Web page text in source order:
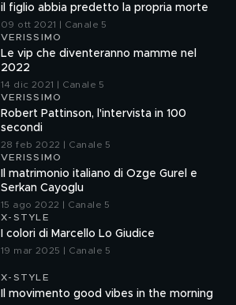
il figlio abbia predetto la propria morte
09 ott 2021 | Canale 5
VERISSIMO
Le vip che diventeranno mamme nel
2022
14 dic 2021 | Canale 5
VERISSIMO
Robert Pattinson, l'intervista in 100
secondi
28 feb 2022 | Canale 5
VERISSIMO
Il matrimonio italiano di Ozge Gurel e
Serkan Cayoglu
15 ago 2022 | Canale 5
X-STYLE
I colori di Marcello Lo Giudice
19 mar 2025 | Canale 5
X-STYLE
Il movimento good vibes in the morning